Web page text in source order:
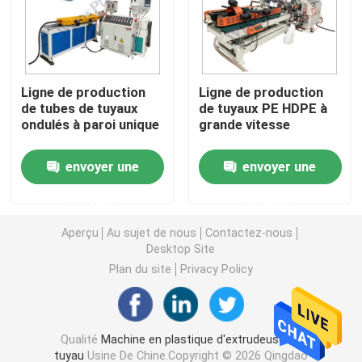
Machine d'extrudeuse de tuyau de PVC
Chaîne de production de tuyau de PPR
Machine d'extrusion de bande d'ANIMAL FAMILIER
Pp attachent la chaîne de production
Machine en plastique d'extrudeuse de feuille
Ligne de production
de tubes de tuyaux
ondulés à paroi unique
envoyer une
Ligne de production
de tuyaux PE HDPE à
grande vitesse
envoyer une
Aperçu Au sujet de nous
Contactez-nous
Desktop Site
Plan du site
Privacy Policy
Qualité Machine en plastique d'extrudeuse de
tuyau Usine De Chine.Copyright © 2026 Qingdao